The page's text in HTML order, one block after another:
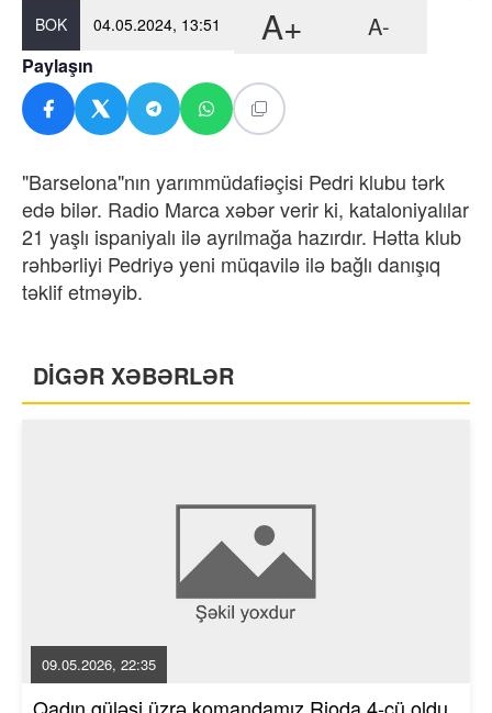
BOK 04.05.2024, 13:51 A+ A-
Paylaşın
"Barselona"nın yarımmüdafiəçisi Pedri klubu tərk
edə bilər. Radio Marca xəbər verir ki, kataloniyalılar
21 yaşlı ispaniyalı ilə ayrılmağa hazırdır. Hətta klub
rəhbərliyi Pedriyə yeni müqavilə ilə bağlı danışıq
təklif etməyib.
DİGƏR XƏBƏRLƏR
09.05.2026, 22:35
Qadın güləşi üzrə komandamız Rioda 4-cü oldu